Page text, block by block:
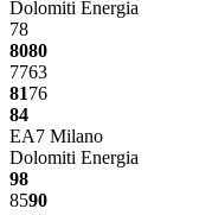
Dolomiti Energia
78
8080
7763
8176
84
EA7 Milano
Dolomiti Energia
98
8590